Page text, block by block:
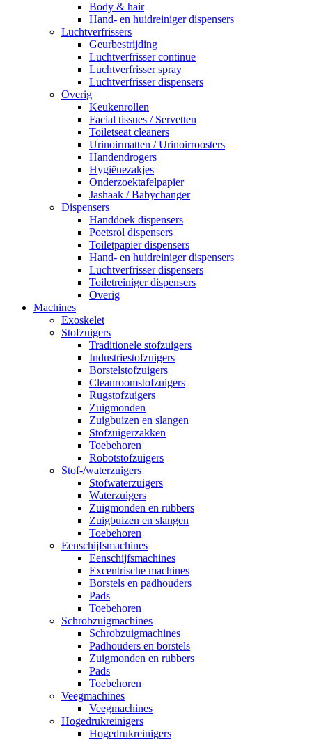
Body & hair
Hand- en huidreiniger dispensers
Luchtverfrissers
Geurbestrijding
Luchtverfrisser continue
Luchtverfrisser spray
Luchtverfrisser dispensers
Overig
Keukenrollen
Facial tissues / Servetten
Toiletseat cleaners
Urinoirmatten / Urinoirroosters
Handendrogers
Hygiënezakjes
Onderzoektafelpapier
Jashaak / Babychanger
Dispensers
Handdoek dispensers
Poetsrol dispensers
Toiletpapier dispensers
Hand- en huidreiniger dispensers
Luchtverfrisser dispensers
Toiletreiniger dispensers
Overig
Machines
Exoskelet
Stofzuigers
Traditionele stofzuigers
Industriestofzuigers
Borstelstofzuigers
Cleanroomstofzuigers
Rugstofzuigers
Zuigmonden
Zuigbuizen en slangen
Stofzuigerzakken
Toebehoren
Robotstofzuigers
Stof-/waterzuigers
Stofwaterzuigers
Waterzuigers
Zuigmonden en rubbers
Zuigbuizen en slangen
Toebehoren
Eenschijfsmachines
Eenschijfsmachines
Excentrische machines
Borstels en padhouders
Pads
Toebehoren
Schrobzuigmachines
Schrobzuigmachines
Padhouders en borstels
Zuigmonden en rubbers
Pads
Toebehoren
Veegmachines
Veegmachines
Hogedrukreinigers
Hogedrukreinigers